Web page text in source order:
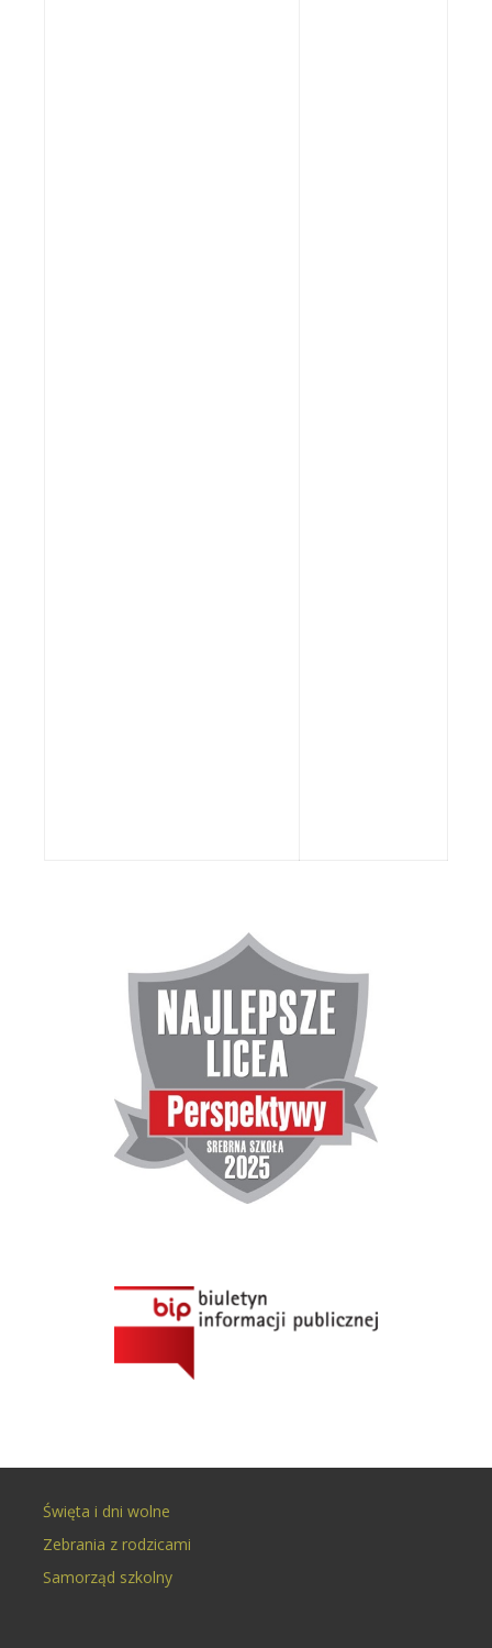
Święta i dni wolne
Zebrania z rodzicami
Samorząd szkolny